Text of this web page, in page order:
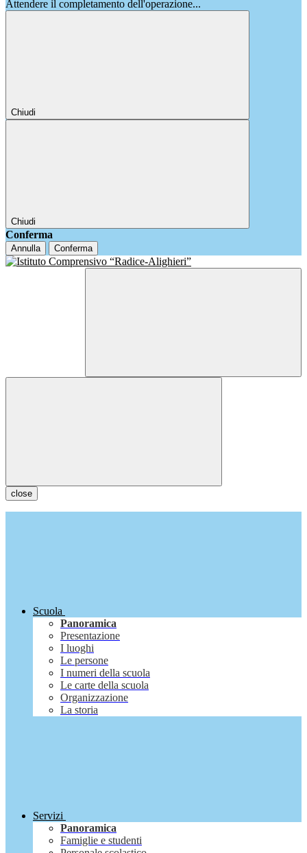
Attendere il completamento dell'operazione...
Chiudi
Chiudi
Conferma
Annulla Conferma
close
Scuola
Panoramica
Presentazione
I luoghi
Le persone
I numeri della scuola
Le carte della scuola
Organizzazione
La storia
Servizi
Panoramica
Famiglie e studenti